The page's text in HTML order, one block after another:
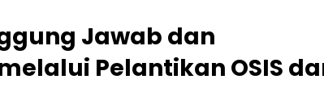
Jawab dan
Pelantikan OSIS